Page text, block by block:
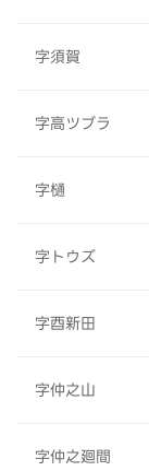
字須賀
字高ツブラ
字樋
字トウズ
字酉新田
字仲之山
字仲之廻間